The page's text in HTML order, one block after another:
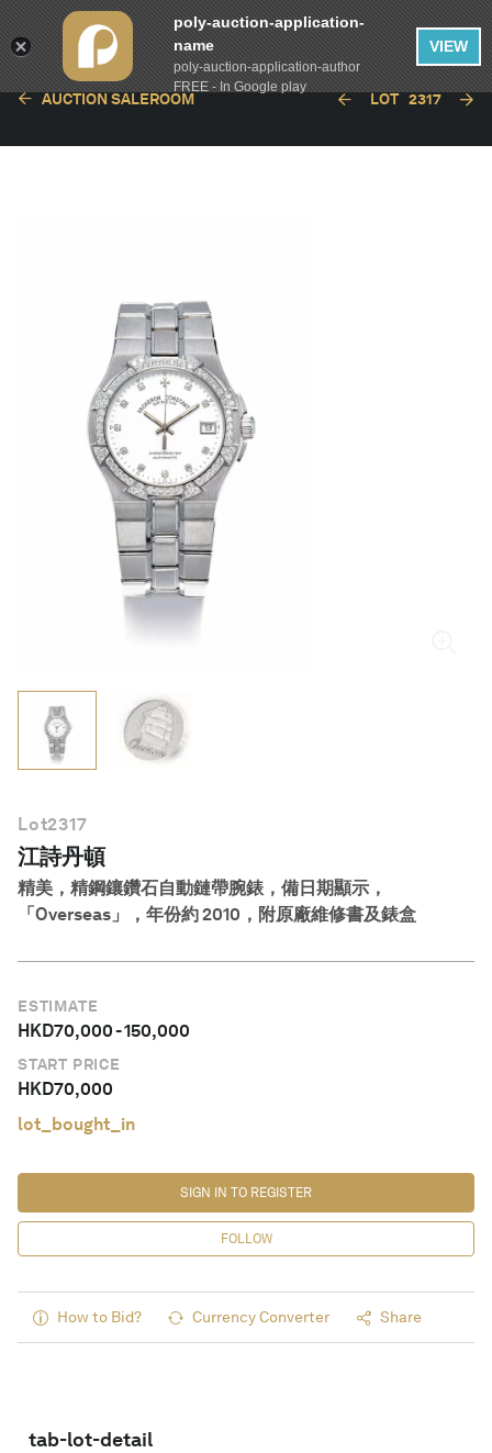
AUCTION SALEROOM LOT 2317
Lot2317
江詩丹頓
精美，精鋼鑲鑽石自動鏈帶腕錶，備日期顯示，
「Overseas」，年份約 2010，附原廠維修書及錶盒
ESTIMATE
HKD70,000-150,000
START PRICE
HKD70,000
lot_bought_in
FOLLOW
SIGN IN TO REGISTER
How to Bid? Currency Converter Share
tab-lot-detail
poly-auction-application-
name
poly-auction-application-author
FREE - In Google play
VIEW